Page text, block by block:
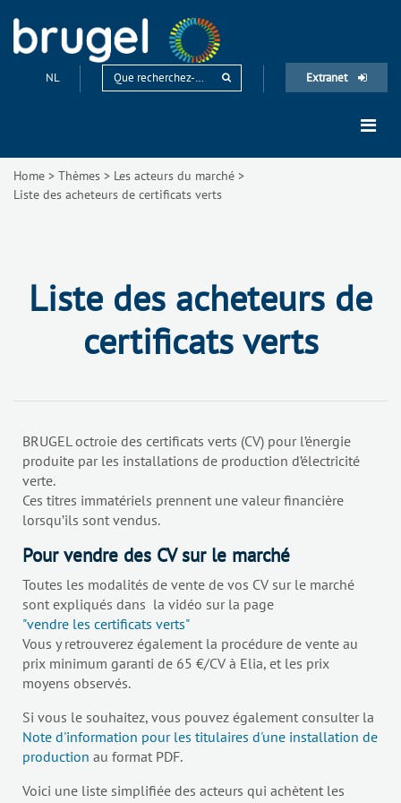
NL Extranet
Home > Thèmes > Les acteurs du marché >
Liste des acheteurs de certificats verts
Liste des acheteurs de
certificats verts
BRUGEL octroie des certificats verts (CV) pour l’énergie
produite par les installations de production d’électricité
verte.
Ces titres immatériels prennent une valeur financière
lorsqu’ils sont vendus.
Pour vendre des CV sur le marché
Toutes les modalités de vente de vos CV sur le marché
sont expliqués dans la vidéo sur la page
"vendre les certificats verts"
Vous y retrouverez également la procédure de vente au
prix minimum garanti de 65 €/CV à Elia, et les prix
moyens observés.
Si vous le souhaitez, vous pouvez également consulter la
Note d'information pour les titulaires d'une installation de
production au format PDF.
Voici une liste simplifiée des acteurs qui achètent les